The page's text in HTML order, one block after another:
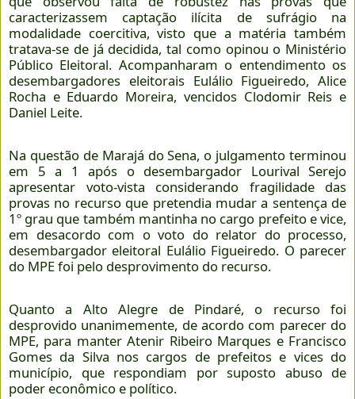
caracterizassem captação ilícita de sufrágio na
modalidade coercitiva, visto que a matéria também
tratava-se de já decidida, tal como opinou o Ministério
Público Eleitoral. Acompanharam o entendimento os
desembargadores eleitorais Eulálio Figueiredo, Alice
Rocha e Eduardo Moreira, vencidos Clodomir Reis e
Daniel Leite.
Na questão de Marajá do Sena, o julgamento terminou
em 5 a 1 após o desembargador Lourival Serejo
apresentar voto-vista considerando fragilidade das
provas no recurso que pretendia mudar a sentença de
1º grau que também mantinha no cargo prefeito e vice,
em desacordo com o voto do relator do processo,
desembargador eleitoral Eulálio Figueiredo. O parecer
do MPE foi pelo desprovimento do recurso.
Quanto a Alto Alegre de Pindaré, o recurso foi
desprovido unanimemente, de acordo com parecer do
MPE, para manter Atenir Ribeiro Marques e Francisco
Gomes da Silva nos cargos de prefeitos e vices do
município, que respondiam por suposto abuso de
poder econômico e político.